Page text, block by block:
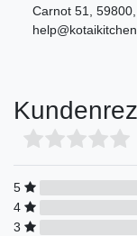
Carnot 51 59800
5
4
3